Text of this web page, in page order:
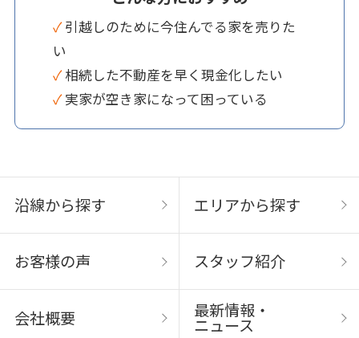
✓ 引越しのために今住んでる家を売りた
い
✓ 相続した不動産を早く現金化したい
✓ 実家が空き家になって困っている
沿線から探す エリアから探す
お客様の声 スタッフ紹介
会社概要 最新情報・
ニュース